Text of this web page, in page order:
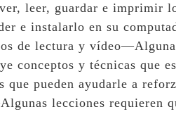
leer, guardar e imprimir
e instalarlo en su
de lectura y
conceptos y técnicas que
que pueden ayudarle a
lecciones requieren